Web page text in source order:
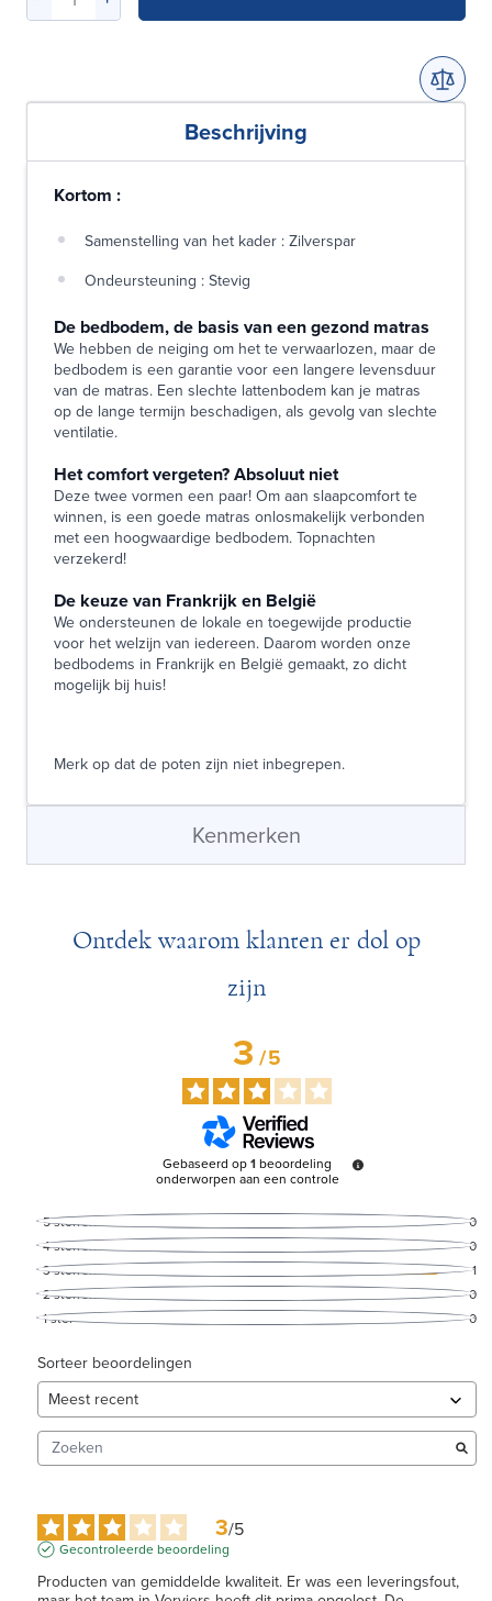
Beschrijving
Kortom :
Samenstelling van het kader : Zilverspar
Ondeursteuning : Stevig
De bedbodem, de basis van een gezond matras
We hebben de neiging om het te verwaarlozen, maar de
bedbodem is een garantie voor een langere levensduur
van de matras. Een slechte lattenbodem kan je matras
op de lange termijn beschadigen, als gevolg van slechte
ventilatie.
Het comfort vergeten? Absoluut niet
Deze twee vormen een paar! Om aan slaapcomfort te
winnen, is een goede matras onlosmakelijk verbonden
met een hoogwaardige bedbodem. Topnachten
verzekerd!
De keuze van Frankrijk en België
We ondersteunen de lokale en toegewijde productie
voor het welzijn van iedereen. Daarom worden onze
bedbodems in Frankrijk en België gemaakt, zo dicht
mogelijk bij huis!
Merk op dat de poten zijn niet inbegrepen.
Kenmerken
Ontdek waarom klanten er dol op
zijn
3/5
Gebaseerd op1beoordeling
onderworpen aan een controle
5sterren
0
4sterren
0
3sterren
1
2sterren
0
1ster 0
Sorteer beoordelingen
3/5
Gecontroleerde beoordeling
Producten van gemiddelde kwaliteit. Er was een leveringsfout,